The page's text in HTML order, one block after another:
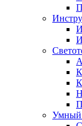
Умный